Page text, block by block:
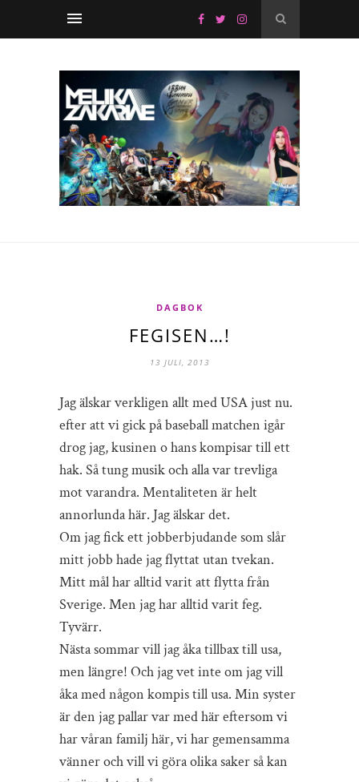
DAGBOK
FEGISEN…!
13 JULI, 2013
Jag älskar verkligen allt med USA just nu.
efter att vi gick på baseball matchen igår
drog jag, kusinen o hans kompisar till ett
hak. Så tung musik och alla var trevliga
mot varandra. Mentaliteten är helt
annorlunda här. Jag älskar det.
Om jag fick ett jobberbjudande som slår
mitt jobb hade jag flyttat utan tvekan.
Mitt mål har alltid varit att flytta från
Sverige. Men jag har alltid varit feg.
Tyvärr.
Nästa sommar vill jag åka tillbax till usa,
men längre! Och jag vet inte om jag vill
åka med någon kompis till usa. Min syster
är den jag pallar var med här eftersom vi
har våran familj här, vi har gemensamma
vänner och vill vi göra olika saker så kan